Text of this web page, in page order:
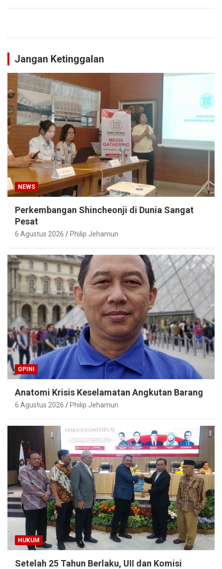
Jangan Ketinggalan
NEWS
Perkembangan Shincheonji di Dunia Sangat
Pesat
6 Agustus 2026 Philip Jehamun
OPINI
Anatomi Krisis Keselamatan Angkutan Barang
6 Agustus 2026 Philip Jehamun
HUKUM
Setelah 25 Tahun Berlaku, UII dan Komisi